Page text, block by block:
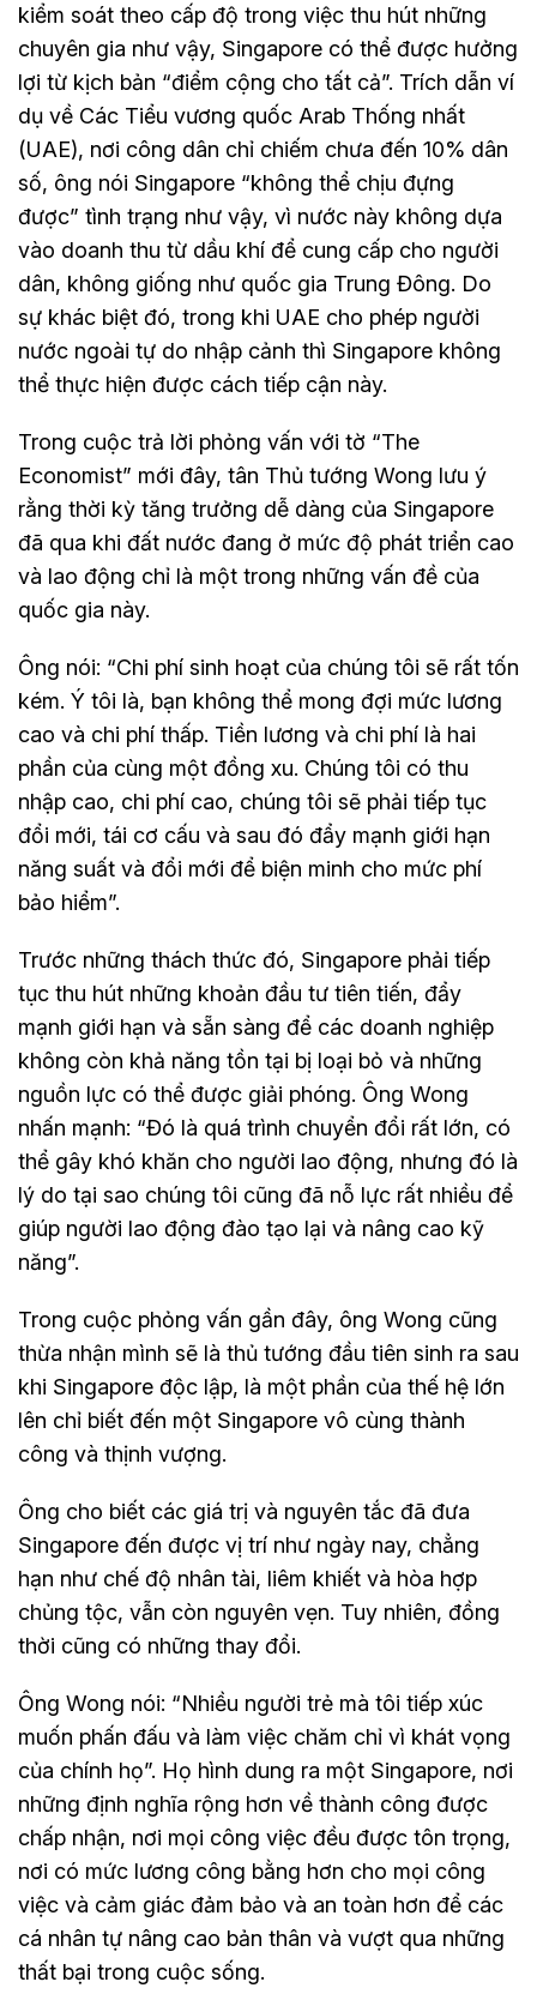
kiểm soát theo cấp độ trong việc thu hút những
chuyên gia như vậy, Singapore có thể được hưởng
lợi từ kịch bản “điểm cộng cho tất cả”. Trích dẫn ví
dụ về Các Tiểu vương quốc Arab Thống nhất
(UAE), nơi công dân chỉ chiếm chưa đến 10% dân
số, ông nói Singapore “không thể chịu đựng
được” tình trạng như vậy, vì nước này không dựa
vào doanh thu từ dầu khí để cung cấp cho người
dân, không giống như quốc gia Trung Đông. Do
sự khác biệt đó, trong khi UAE cho phép người
nước ngoài tự do nhập cảnh thì Singapore không
thể thực hiện được cách tiếp cận này.
Trong cuộc trả lời phỏng vấn với tờ “The
Economist” mới đây, tân Thủ tướng Wong lưu ý
rằng thời kỳ tăng trưởng dễ dàng của Singapore
đã qua khi đất nước đang ở mức độ phát triển cao
và lao động chỉ là một trong những vấn đề của
quốc gia này.
Ông nói: “Chi phí sinh hoạt của chúng tôi sẽ rất tốn
kém. Ý tôi là, bạn không thể mong đợi mức lương
cao và chi phí thấp. Tiền lương và chi phí là hai
phần của cùng một đồng xu. Chúng tôi có thu
nhập cao, chi phí cao, chúng tôi sẽ phải tiếp tục
đổi mới, tái cơ cấu và sau đó đẩy mạnh giới hạn
năng suất và đổi mới để biện minh cho mức phí
bảo hiểm”.
Trước những thách thức đó, Singapore phải tiếp
tục thu hút những khoản đầu tư tiên tiến, đẩy
mạnh giới hạn và sẵn sàng để các doanh nghiệp
không còn khả năng tồn tại bị loại bỏ và những
nguồn lực có thể được giải phóng. Ông Wong
nhấn mạnh: “Đó là quá trình chuyển đổi rất lớn, có
thể gây khó khăn cho người lao động, nhưng đó là
lý do tại sao chúng tôi cũng đã nỗ lực rất nhiều để
giúp người lao động đào tạo lại và nâng cao kỹ
năng”.
Trong cuộc phỏng vấn gần đây, ông Wong cũng
thừa nhận mình sẽ là thủ tướng đầu tiên sinh ra sau
khi Singapore độc lập, là một phần của thế hệ lớn
lên chỉ biết đến một Singapore vô cùng thành
công và thịnh vượng.
Ông cho biết các giá trị và nguyên tắc đã đưa
Singapore đến được vị trí như ngày nay, chẳng
hạn như chế độ nhân tài, liêm khiết và hòa hợp
chủng tộc, vẫn còn nguyên vẹn. Tuy nhiên, đồng
thời cũng có những thay đổi.
Ông Wong nói: “Nhiều người trẻ mà tôi tiếp xúc
muốn phấn đấu và làm việc chăm chỉ vì khát vọng
của chính họ”. Họ hình dung ra một Singapore, nơi
những định nghĩa rộng hơn về thành công được
chấp nhận, nơi mọi công việc đều được tôn trọng,
nơi có mức lương công bằng hơn cho mọi công
việc và cảm giác đảm bảo và an toàn hơn để các
cá nhân tự nâng cao bản thân và vượt qua những
thất bại trong cuộc sống.